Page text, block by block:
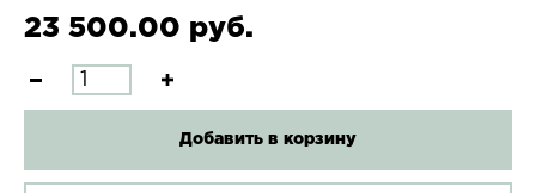
23 500.00 руб.
Добавить в корзину